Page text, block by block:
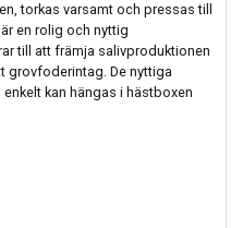
torkas varsamt och pressas till
en rolig och nyttig
till att främja salivproduktionen
grovfoderintag. De nyttiga
kan hängas i hästboxen